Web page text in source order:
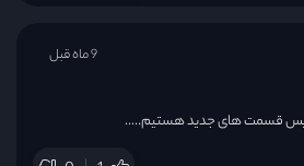
قسمت های جدید هستیم…..
9 ماه قبل